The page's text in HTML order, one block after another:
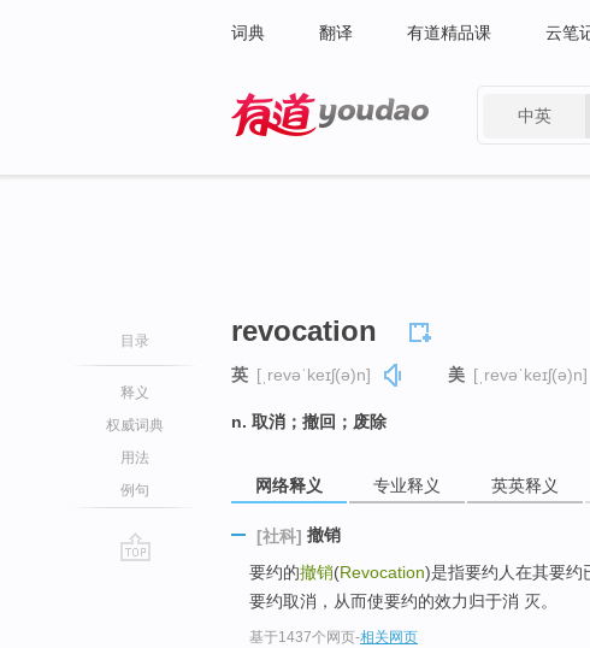
词典 翻译 有道精品课 云笔
中英
目录
释义
权威词典
用法
例句
revocation
英 [ˌrevəˈkeɪʃ(ə)n] 美 [ˌrevəˈkeɪʃ(ə)n]
n. 取消；撤回；废除
网络释义 专业释义 英英释义
[社科] 撤销
要约的撤销(Revocation)是指要约人在其要约
要约取消，从而使要约的效力归于消 灭。
基于1437个网页-相关网页